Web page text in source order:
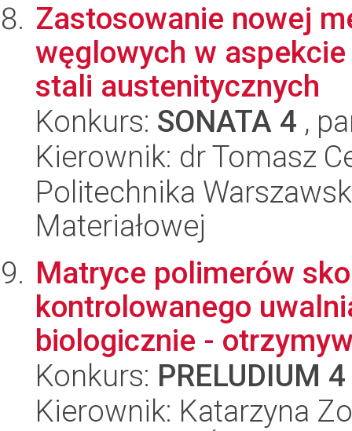
Zastosowanie nowej
węglowych w
stali austenitycznych
Konkurs: SONATA 4 ,
Kierownik: dr Tomasz
Politechnika
Materiałowej
Matryce polimerów
kontrolowanego
biologicznie -
Konkurs: PRELUDIUM 4
Kierownik: Katarzyna